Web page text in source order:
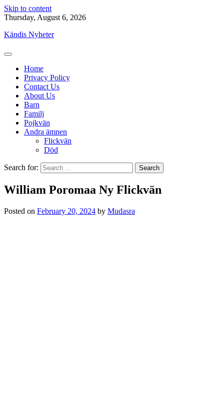
Skip to content
Thursday, August 6, 2026
Kändis Nyheter
Home
Privacy Policy
Contact Us
About Us
Barn
Familj
Pojkvän
Andra ämnen
Flickvän
Död
Search for:
William Poromaa Ny Flickvän
Posted on February 20, 2024 by Mudasra